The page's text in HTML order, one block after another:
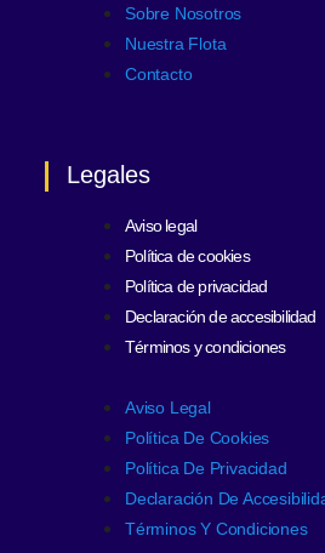
Sobre Nosotros
Nuestra Flota
Contacto
Legales
Aviso legal
Política de cookies
Política de privacidad
Declaración de accesibilidad
Términos y condiciones
Aviso Legal
Política De Cookies
Política De Privacidad
Declaración De
Términos Y Condiciones